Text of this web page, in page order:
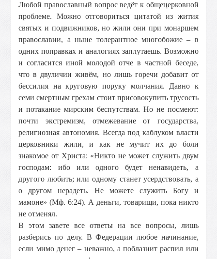
Любой православный вопрос ведёт к общецерковной
проблеме. Можно отговориться цитатой из жития
святых и подвижников, но жили они при монаршем
православии, а ныне толерантное многобожие – в
одних поправках и аналогиях заплутаешь. Возможно
и согласится иной молодой отче в частной беседе,
что в двуличии живём, но лишь горечи добавит от
бессилия на круговую поруку молчания. Давно к
семи смертным грехам стоит присовокупить трусость
и потакание мирским беспутствам. Но не посмеют:
почти экстремизм, отмежевание от государства,
религиозная автономия. Всегда под каблуком власти
церковники жили, и как не мучит их до боли
знакомое от Христа: «Никто не может служить двум
господам: ибо или одного будет ненавидеть, а
другого любить; или одному станет усердствовать, а
о другом нерадеть. Не можете служить Богу и
мамоне» (Мф. 6:24). А деньги, товарищи, пока никто
не отменял.
В этом завете все ответы на все вопросы, лишь
разберись по делу. В Федерации любое начинание,
если мимо денег – неважно, а поблазнит распил или